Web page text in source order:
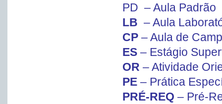
PD – Aula Padrão
LB – Aula
CP – Aula de
ES – Estágio
OR – Atividade
PE – Prática
PRÉ-REQ – Pré-